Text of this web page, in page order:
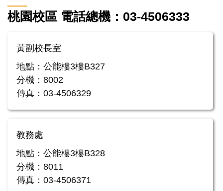
桃園校區 電話總機：03-4506333
黃副校長室
地點：公能樓3樓B327
分機：8002
傳真：03-4506329
教務處
地點：公能樓3樓B328
分機：8011
傳真：03-4506371